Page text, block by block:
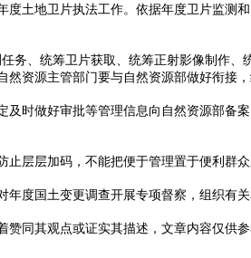
土地卫片执法工作。依据年度卫片监
务、统筹卫片获取、统筹正射影像制作
资源主管部门要与自然资源部做好衔接
及时做好审批等管理信息向自然资源部
层层加码，不能把便于管理置于便利群
度国土变更调查开展专项督察，组织有
同其观点或证实其描述，文章内容仅供参